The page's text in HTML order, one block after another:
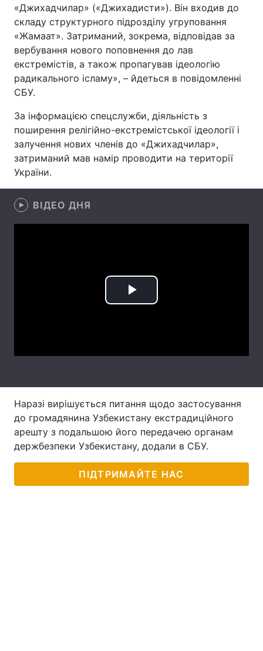
Техно і зв'язок Лайт
Зброя Інциденти
Здоров'я Туризм
Цікавинки
Екологія Регіони
Лонгріди
Відео з Youtube
Інтерв'ю
Тема оформлення
«Джихадчилар» («Джихадисти»). Він входив до
складу структурного підрозділу угруповання
«Жамаат». Затриманий, зокрема, відповідав за
вербування нового поповнення до лав
екстремістів, а також пропагував ідеологію
радикального ісламу», – йдеться в повідомленні
СБУ.
За інформацією спецслужби, діяльність з
поширення релігійно-екстремістської ідеології і
залучення нових членів до «Джихадчилар»,
затриманий мав намір проводити на території
України.
ВІДЕО ДНЯ
Play
Наразі вирішується питання щодо застосування
до громадянина Узбекистану екстрадиційного
арешту з подальшою його передачею органам
держбезпеки Узбекистану, додали в СБУ.
ПІДТРИМАЙТЕ НАС